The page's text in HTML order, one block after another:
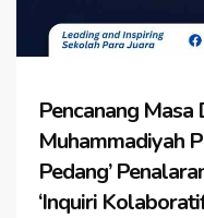
Pencanang Masa
Muhammadiyah
Pedang’
‘Inquiri